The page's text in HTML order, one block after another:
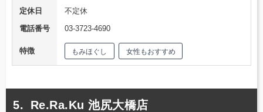
定休日
不定休
電話番号
03-3723-4690
特徴 もみほぐし 女性もおすすめ
Re.Ra.Ku 池尻大橋店